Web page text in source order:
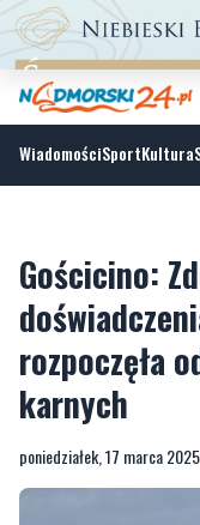
WiadomościSportKultura
Gościcino:
rozpoczęła
karnych